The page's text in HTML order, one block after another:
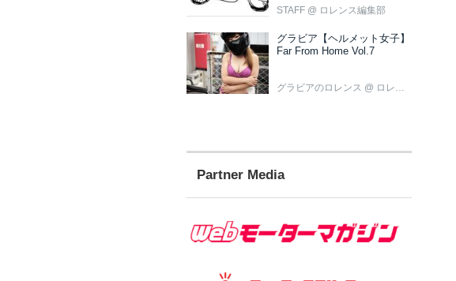
STAFF @ ロレンス編集部
グラビア【ヘルメット女子】
Far From Home Vol.7
グラビアのロレンス @ ロレンス編集部
Partner Media